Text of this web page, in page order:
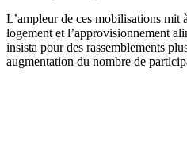
L’ampleur de ces mobilisations mit
logement et l’approvisionnement
insista pour des rassemblements
augmentation du nombre de